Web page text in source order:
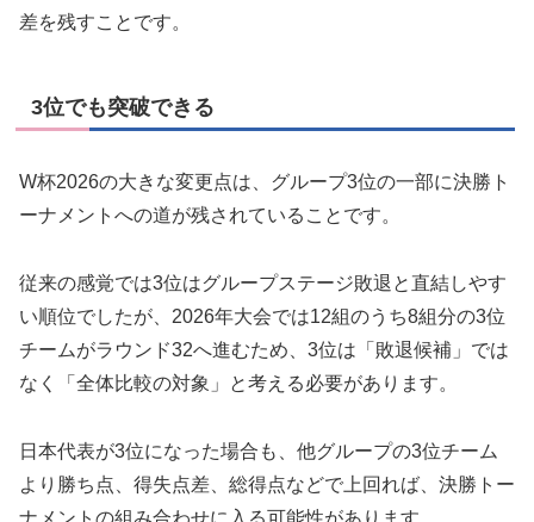
差を残すことです。
3位でも突破できる
W杯2026の大きな変更点は、グループ3位の一部に決勝ト
ーナメントへの道が残されていることです。
従来の感覚では3位はグループステージ敗退と直結しやす
い順位でしたが、2026年大会では12組のうち8組分の3位
チームがラウンド32へ進むため、3位は「敗退候補」では
なく「全体比較の対象」と考える必要があります。
日本代表が3位になった場合も、他グループの3位チーム
より勝ち点、得失点差、総得点などで上回れば、決勝トー
ナメントの組み合わせに入る可能性があります。